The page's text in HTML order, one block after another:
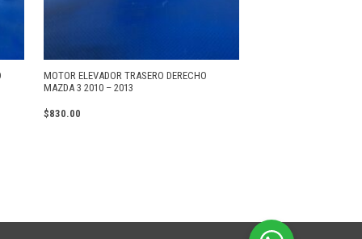
MOTOR ELEVADOR TRASERO DERECHO
MAZDA 3 2010 – 2013
$830.00